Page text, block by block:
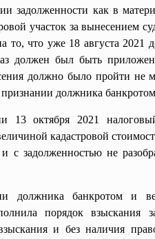
задолженности как в
участок за вынесением
то, что уже 18 августа 2021
должен был быть
должно было пройти не
должника
13 октября 2021
кадастровой
с задолженностью не
должника банкротом и
порядок взыскания
и без наличия